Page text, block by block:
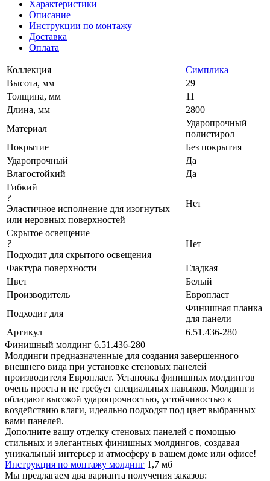
Характеристики
Описание
Инструкции по монтажу
Доставка
Оплата
Коллекция
Симплика
Высота, мм
29
Толщина, мм
11
Длина, мм
2800
Материал
Ударопрочный
полистирол
Покрытие
Без покрытия
Ударопрочный
Да
Влагостойкий
Да
Гибкий
?
Эластичное исполнение для изогнутых
или неровных поверхностей
Нет
Скрытое освещение
?
Подходит для скрытого освещения
Нет
Фактура поверхности
Гладкая
Цвет
Белый
Производитель
Европласт
Подходит для
Финишная планка
для панели
Артикул
6.51.436-280
Финишный молдинг 6.51.436-280
Молдинги предназначенные для создания завершенного
внешнего вида при установке стеновых панелей
производителя Европласт. Установка финишных молдингов
очень проста и не требует специальных навыков. Молдинги
обладают высокой ударопрочностью, устойчивостью к
воздействию влаги, идеально подходят под цвет выбранных
вами панелей.
Дополните вашу отделку стеновых панелей с помощью
стильных и элегантных финишных молдингов, создавая
уникальный интерьер и атмосферу в вашем доме или офисе!
Инструкция по монтажу молдинг 1,7 мб
Мы предлагаем два варианта получения заказов: